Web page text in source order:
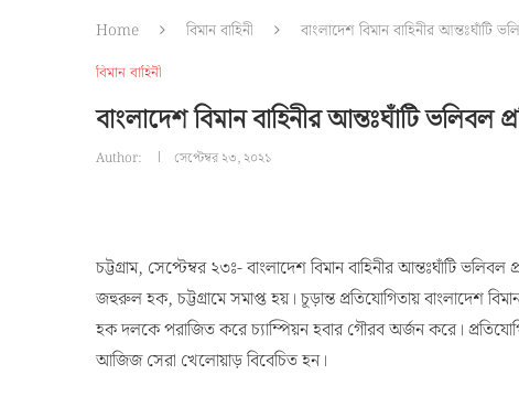
Home বিমান বাহিনী বাংলাদেশ বিমান বাহিনীর আন্তঃঘাঁটি
বিমান বাহিনী
বাংলাদেশ বিমান বাহিনীর আন্তঃঘাঁটি ভলিবল
Author: সেপ্টেম্বর ২৩, ২০২১
চট্টগ্রাম, সেপ্টেম্বর ২৩ঃ- বাংলাদেশ বিমান বাহিনীর আন্তঃঘাঁটি
জহুরুল হক, চট্টগ্রামে সমাপ্ত হয়। চূড়ান্ত প্রতিযোগিতায় বাংলাদেশ
হক দলকে পরাজিত করে চ্যাম্পিয়ন হবার গৌরব অর্জন করে।
আজিজ সেরা খেলোয়াড় বিবেচিত হন।